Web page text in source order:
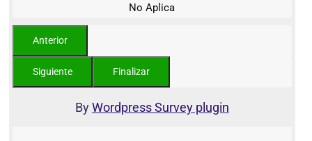
No Aplica
ByWordpress Survey plugin